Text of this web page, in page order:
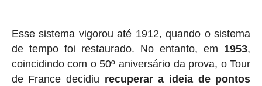
Esse sistema vigorou até 1912, quando o sistema
de tempo foi restaurado. No entanto, em 1953,
coincidindo com o 50º aniversário da prova, o Tour
de France decidiu recuperar a ideia de pontos